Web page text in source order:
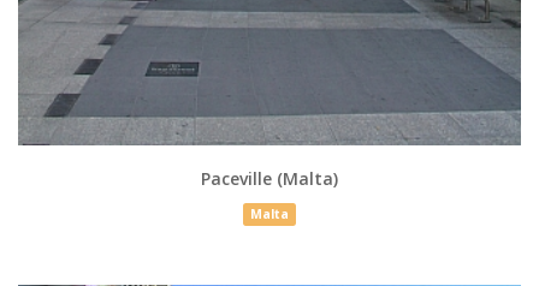
Paceville (Malta)
Malta